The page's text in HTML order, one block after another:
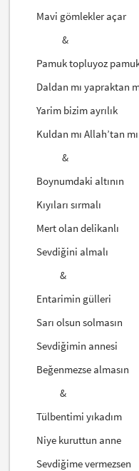
Mavi gömlekler
&
Pamuk topluyoz
Daldan mı
Yarim bizim
Kuldan mı
&
Boynumdaki
Kıyıları sırmalı
Mert olan
Sevdiğini almalı
&
Entarimin
Sarı olsun
Sevdiğimin
Beğenmezse
&
Tülbentimi
Niye kuruttun
Sevdiğime